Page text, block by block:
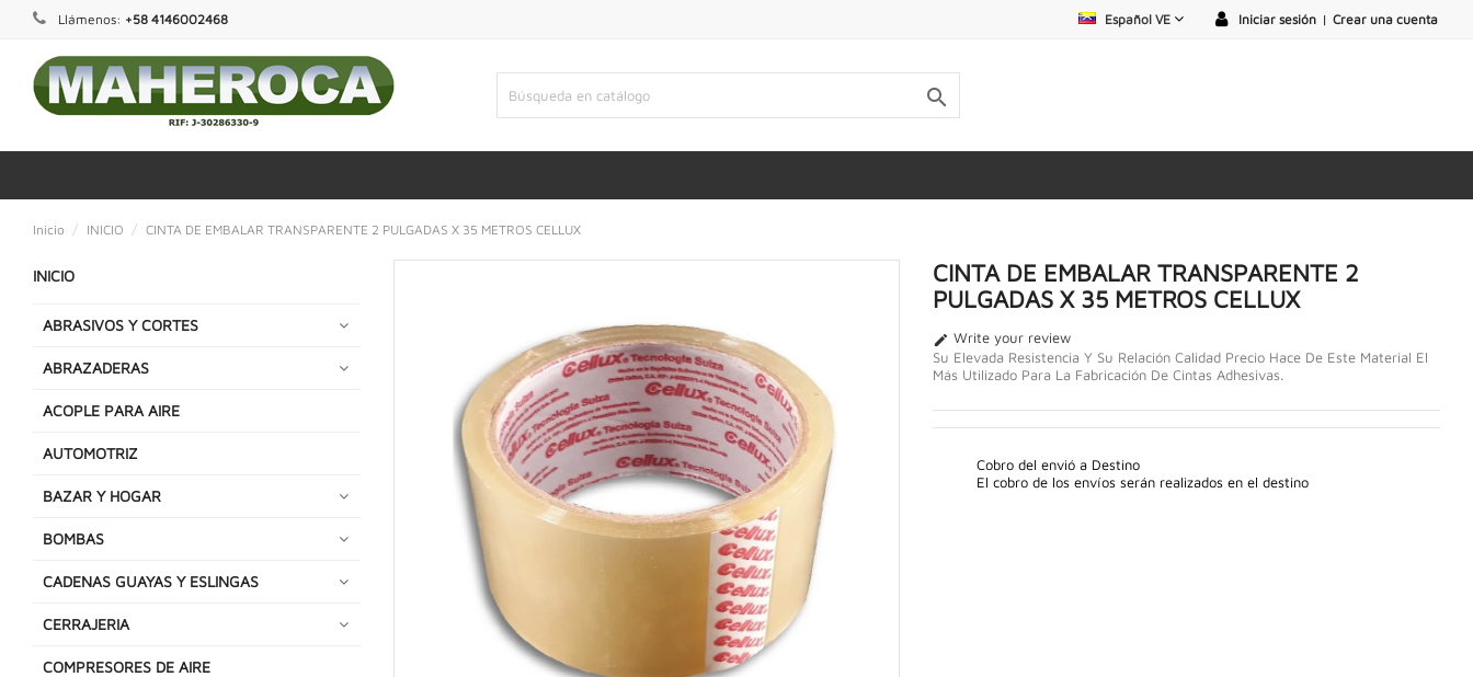
Llámenos: +58 4146002468 Iniciar sesión | Crear una cuenta
Español VE

Inicio INICIO CINTA DE EMBALAR TRANSPARENTE 2 PULGADAS X 35 METROS CELLUX
INICIO
ABRASIVOS Y CORTES
ABRAZADERAS
ACOPLE PARA AIRE
AUTOMOTRIZ
BAZAR Y HOGAR
BOMBAS
CADENAS GUAYAS Y ESLINGAS
CERRAJERIA
COMPRESORES DE AIRE
CINTA DE EMBALAR TRANSPARENTE 2
PULGADAS X 35 METROS CELLUX
 Write your review
Su Elevada Resistencia Y Su Relación Calidad Precio Hace De Este Material El
Más Utilizado Para La Fabricación De Cintas Adhesivas.
Cobro del envió a Destino
El cobro de los envíos serán realizados en el destino